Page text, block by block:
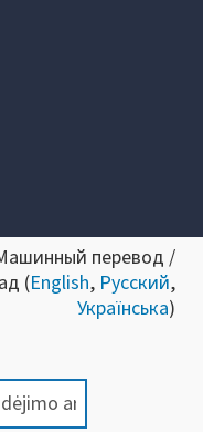
перевод /
(English, Русский,
Українська)